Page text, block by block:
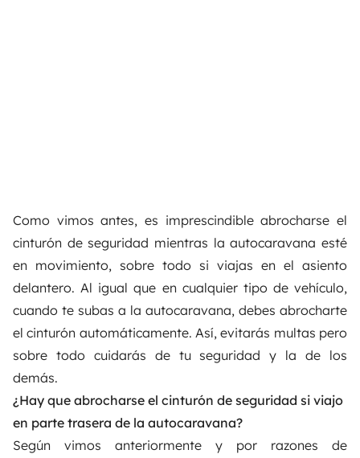
Como vimos antes, es imprescindible abrocharse el
cinturón de seguridad mientras la autocaravana esté
en movimiento, sobre todo si viajas en el asiento
delantero. Al igual que en cualquier tipo de vehículo,
cuando te subas a la autocaravana, debes abrocharte
el cinturón automáticamente. Así, evitarás multas pero
sobre todo cuidarás de tu seguridad y la de los
demás.
¿Hay que abrocharse el cinturón de seguridad si viajo
en parte trasera de la autocaravana?
Según vimos anteriormente y por razones de